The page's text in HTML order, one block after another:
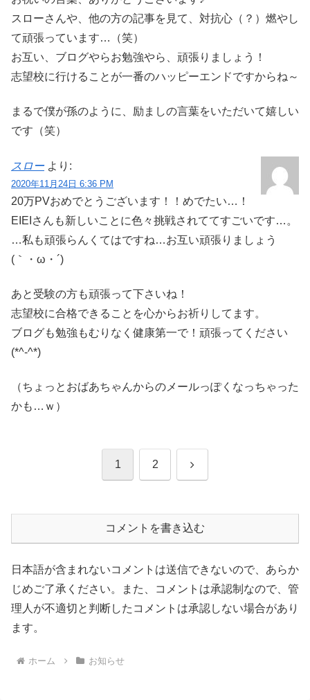
スローさんや、他の方の記事を見て、対抗心（？）燃やし
て頑張っています…（笑）
お互い、ブログやらお勉強やら、頑張りましょう！
志望校に行けることが一番のハッピーエンドですからね～
まるで僕が孫のように、励ましの言葉をいただいて嬉しい
です（笑）
スロー より:
2020年11月24日 6:36 PM
20万PVおめでとうございます！！めでたい…！
EIEIさんも新しいことに色々挑戦されててすごいです…。
…私も頑張らんくてはですね…お互い頑張りましょう
(｀・ω・´)
あと受験の方も頑張って下さいね！
志望校に合格できることを心からお祈りしてます。
ブログも勉強もむりなく健康第一で！頑張ってください
(*^-^*)
（ちょっとおばあちゃんからのメールっぽくなっちゃった
かも…ｗ）
1 2 次
コメントを書き込む
日本語が含まれないコメントは送信できないので、あらか
じめご了承ください。また、コメントは承認制なので、管
理人が不適切と判断したコメントは承認しない場合があり
ます。
ホーム お知らせ